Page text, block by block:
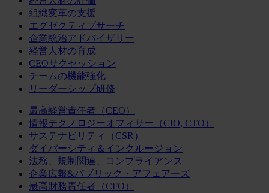
組織変革の支援
エグゼクティブサーチ
企業統治アドバイザリー
経営人材の育成
CEOサクセッション
チームの機能強化
リーダーシップ研修
最高経営責任者（CEO）
情報テクノロジーオフィサー（CIO, CTO）
サステナビリティ（CSR）
ダイバーシティ＆インクルージョン
法務、規制関連、コンプライアンス
企業広報&パブリック・アフェアーズ
最高財務責任者（CFO）